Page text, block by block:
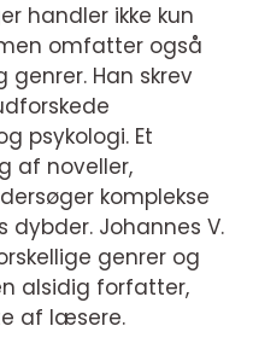
handler ikke kun
omfatter også
Han skrev
psykologi. Et
af noveller,
komplekse
Johannes V.
genrer og
alsidig forfatter,
af læsere.